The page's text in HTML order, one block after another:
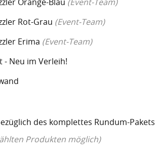
Rot-Grau (Event-Team)
Erima (Event-Team)
- Neu im Verleih!
des komplettes Rundum-Pakets
Produkten möglich)